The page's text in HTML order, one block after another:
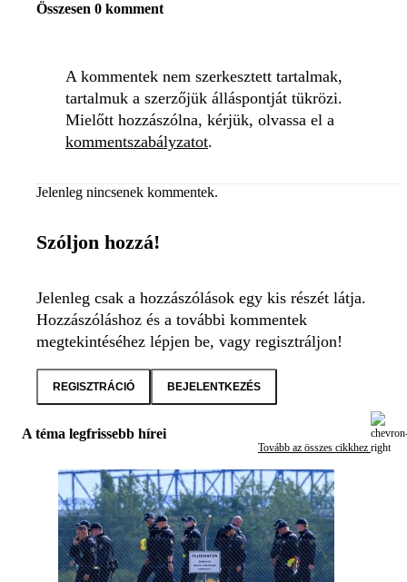
Összesen 0 komment
A kommentek nem szerkesztett tartalmak,
tartalmuk a szerzőjük álláspontját tükrözi.
Mielőtt hozzászólna, kérjük, olvassa el a
kommentszabályzatot.
Jelenleg nincsenek kommentek.
Szóljon hozzá!
Jelenleg csak a hozzászólások egy kis részét látja.
Hozzászóláshoz és a további kommentek
megtekintéséhez lépjen be, vagy regisztráljon!
REGISZTRÁCIÓ BEJELENTKEZÉS
A téma legfrissebb hírei
Tovább az összes cikkhez